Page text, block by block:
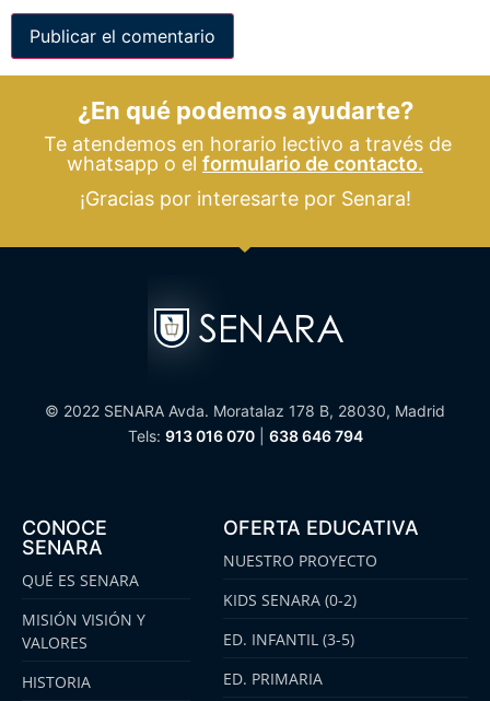
¿En qué podemos ayudarte?
Te atendemos en horario lectivo a través de
whatsapp o el formulario de contacto.
¡Gracias por interesarte por Senara!
© 2022 SENARA Avda. Moratalaz 178 B, 28030, Madrid
Tels: 913 016 070| 638 646 794
CONOCE
SENARA
QUÉ ES SENARA
MISIÓN VISIÓN Y
VALORES
HISTORIA
OFERTA EDUCATIVA
NUESTRO PROYECTO
KIDS SENARA (0-2)
ED. INFANTIL (3-5)
ED. PRIMARIA